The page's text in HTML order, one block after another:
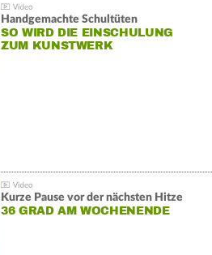
Handgemachte Schultüten
SO WIRD DIE EINSCHULUNG
ZUM KUNSTWERK
Kurze Pause vor der nächsten Hitze
36 GRAD AM WOCHENENDE